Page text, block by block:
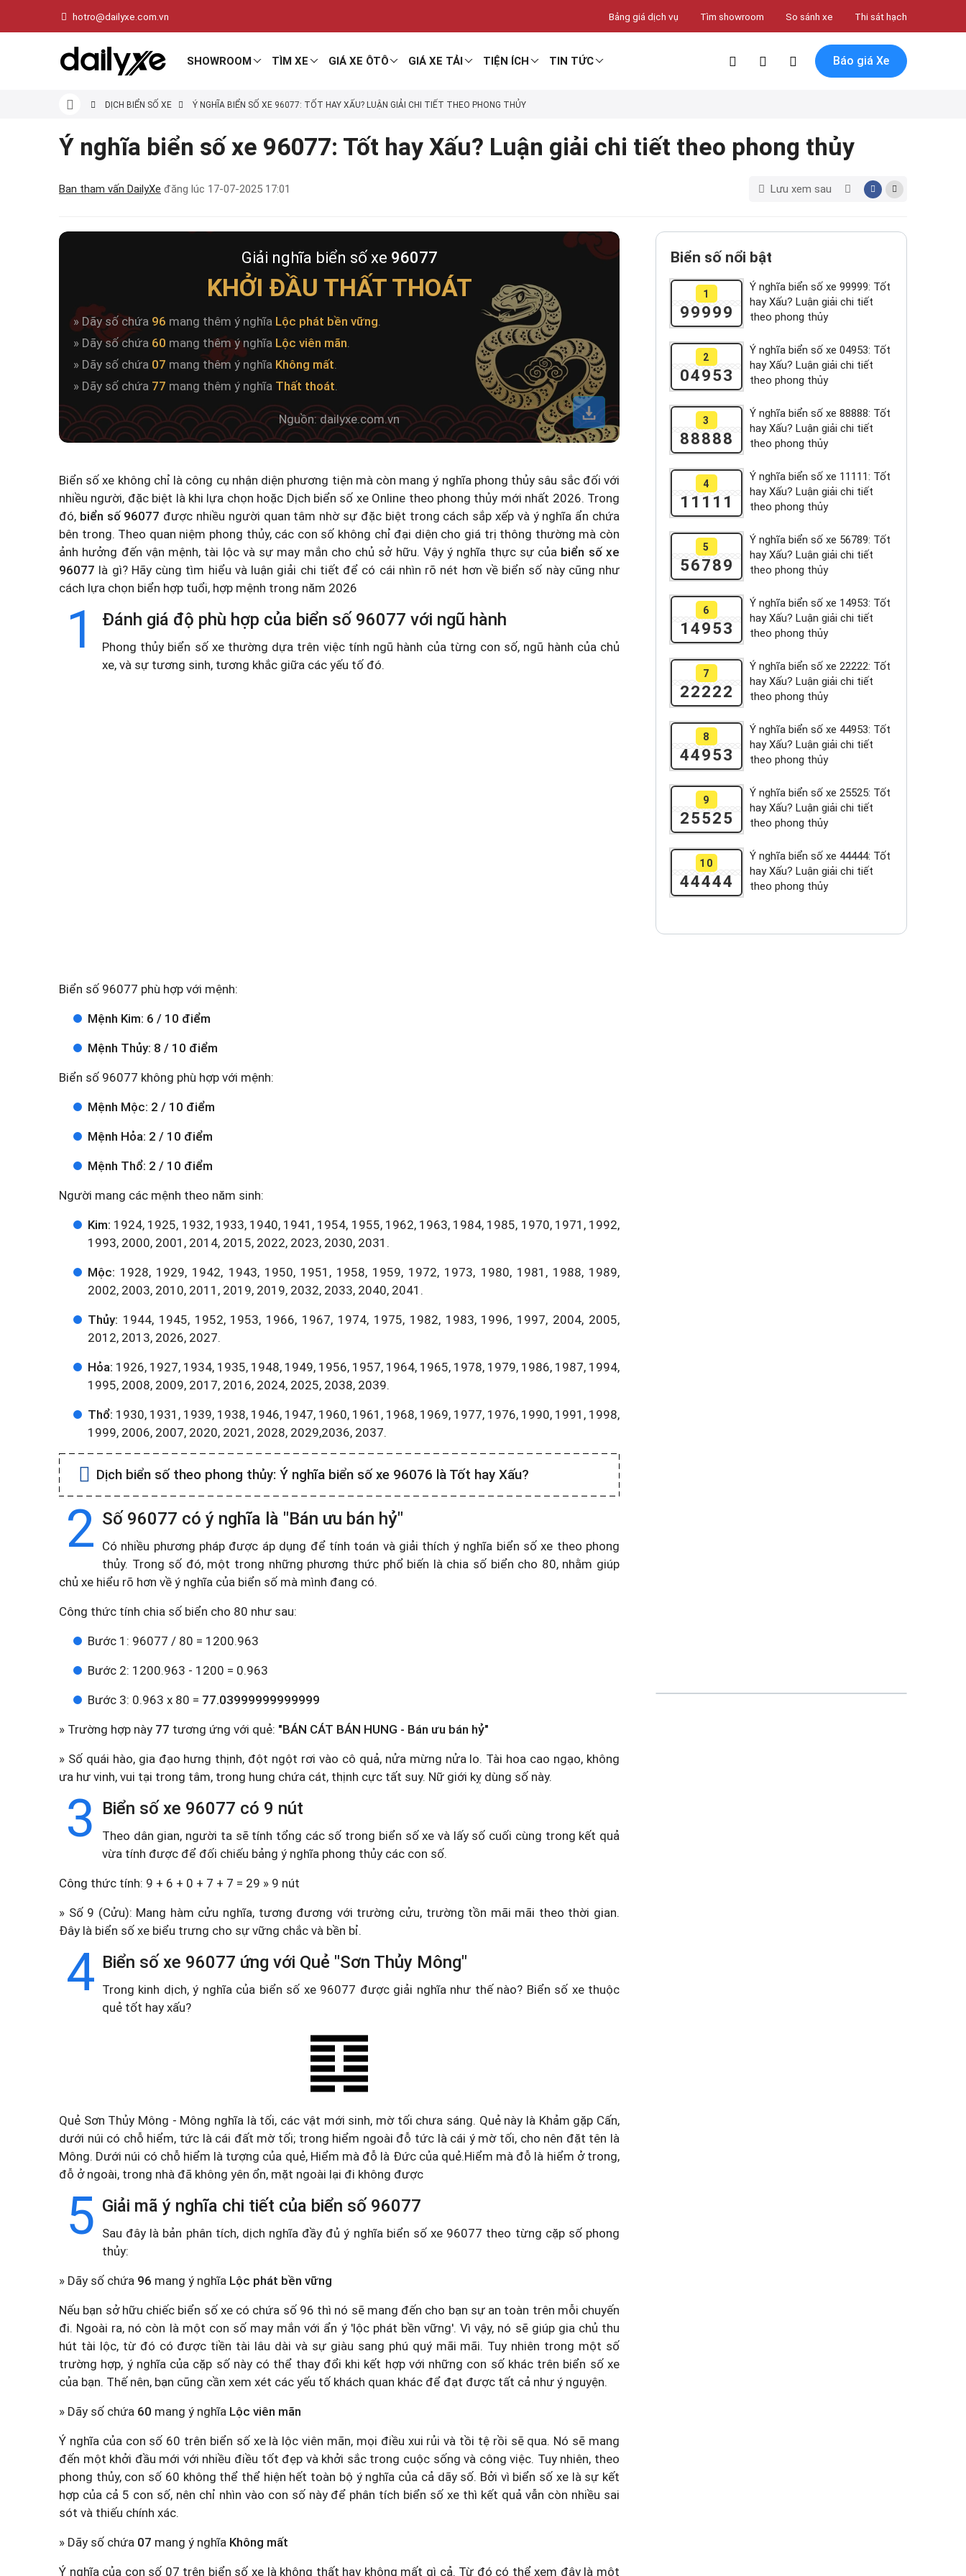
hotro@dailyxe.com.vn Bảng giá dịch vụ Tìm showroom So sánh xe Thi sát hạch
SHOWROOM TÌM XE GIÁ XE ÔTÔ GIÁ XE TẢI TIỆN ÍCH TIN TỨC Báo giá Xe
DỊCH BIỂN SỐ XE Ý NGHĨA BIỂN SỐ XE 96077: TỐT HAY XẤU? LUẬN GIẢI CHI TIẾT THEO PHONG THỦY
Ý nghĩa biển số xe 96077: Tốt hay Xấu? Luận giải chi tiết theo phong thủy
Ban tham vấn DailyXe đăng lúc 17-07-2025 17:01 Lưu xem sau
Giải nghĩa biển số xe 96077
KHỞI ĐẦU THẤT THOÁT
» Dãy số chứa 96 mang thêm ý nghĩa Lộc phát bền vững.
» Dãy số chứa 60 mang thêm ý nghĩa Lộc viên mãn.
» Dãy số chứa 07 mang thêm ý nghĩa Không mất.
» Dãy số chứa 77 mang thêm ý nghĩa Thất thoát.
Nguồn: dailyxe.com.vn
Biển số xe không chỉ là công cụ nhận diện phương tiện mà còn mang ý nghĩa phong thủy sâu sắc đối với
nhiều người, đặc biệt là khi lựa chọn hoặc Dịch biển số xe Online theo phong thủy mới nhất 2026. Trong
đó, biển số 96077 được nhiều người quan tâm nhờ sự đặc biệt trong cách sắp xếp và ý nghĩa ẩn chứa
bên trong. Theo quan niệm phong thủy, các con số không chỉ đại diện cho giá trị thông thường mà còn
ảnh hưởng đến vận mệnh, tài lộc và sự may mắn cho chủ sở hữu. Vậy ý nghĩa thực sự của biển số xe
96077 là gì? Hãy cùng tìm hiểu và luận giải chi tiết để có cái nhìn rõ nét hơn về biển số này cũng như
cách lựa chọn biển hợp tuổi, hợp mệnh trong năm 2026
1 Đánh giá độ phù hợp của biển số 96077 với ngũ hành
Phong thủy biển số xe thường dựa trên việc tính ngũ hành của từng con số, ngũ hành của chủ
xe, và sự tương sinh, tương khắc giữa các yếu tố đó.
Biển số 96077 phù hợp với mệnh:
Mệnh Kim: 6 / 10 điểm
Mệnh Thủy: 8 / 10 điểm
Biển số 96077 không phù hợp với mệnh:
Mệnh Mộc: 2 / 10 điểm
Mệnh Hỏa: 2 / 10 điểm
Mệnh Thổ: 2 / 10 điểm
Người mang các mệnh theo năm sinh:
Kim: 1924, 1925, 1932, 1933, 1940, 1941, 1954, 1955, 1962, 1963, 1984, 1985, 1970, 1971, 1992,
1993, 2000, 2001, 2014, 2015, 2022, 2023, 2030, 2031.
Mộc: 1928, 1929, 1942, 1943, 1950, 1951, 1958, 1959, 1972, 1973, 1980, 1981, 1988, 1989,
2002, 2003, 2010, 2011, 2019, 2019, 2032, 2033, 2040, 2041.
Thủy: 1944, 1945, 1952, 1953, 1966, 1967, 1974, 1975, 1982, 1983, 1996, 1997, 2004, 2005,
2012, 2013, 2026, 2027.
Hỏa: 1926, 1927, 1934, 1935, 1948, 1949, 1956, 1957, 1964, 1965, 1978, 1979, 1986, 1987, 1994,
1995, 2008, 2009, 2017, 2016, 2024, 2025, 2038, 2039.
Thổ: 1930, 1931, 1939, 1938, 1946, 1947, 1960, 1961, 1968, 1969, 1977, 1976, 1990, 1991, 1998,
1999, 2006, 2007, 2020, 2021, 2028, 2029,2036, 2037.
Dịch biển số theo phong thủy: Ý nghĩa biển số xe 96076 là Tốt hay Xấu?
2 Số 96077 có ý nghĩa là "Bán ưu bán hỷ"
Có nhiều phương pháp được áp dụng để tính toán và giải thích ý nghĩa biển số xe theo phong
thủy. Trong số đó, một trong những phương thức phổ biến là chia số biển cho 80, nhằm giúp
chủ xe hiểu rõ hơn về ý nghĩa của biển số mà mình đang có.
Công thức tính chia số biển cho 80 như sau:
Bước 1: 96077 / 80 = 1200.963
Bước 2: 1200.963 - 1200 = 0.963
Bước 3: 0.963 x 80 = 77.03999999999999
» Trường hợp này 77 tương ứng với quẻ: "BÁN CÁT BÁN HUNG - Bán ưu bán hỷ"
» Số quái hào, gia đạo hưng thịnh, đột ngột rơi vào cô quả, nửa mừng nửa lo. Tài hoa cao ngạo, không
ưa hư vinh, vui tại trong tâm, trong hung chứa cát, thịnh cực tất suy. Nữ giới kỵ dùng số này.
3 Biển số xe 96077 có 9 nút
Theo dân gian, người ta sẽ tính tổng các số trong biển số xe và lấy số cuối cùng trong kết quả
vừa tính được để đối chiếu bảng ý nghĩa phong thủy các con số.
Công thức tính: 9 + 6 + 0 + 7 + 7 = 29 » 9 nút
» Số 9 (Cửu): Mang hàm cửu nghĩa, tương đương với trường cửu, trường tồn mãi mãi theo thời gian.
Đây là biển số xe biểu trưng cho sự vững chắc và bền bỉ.
4 Biển số xe 96077 ứng với Quẻ "Sơn Thủy Mông"
Trong kinh dịch, ý nghĩa của biển số xe 96077 được giải nghĩa như thế nào? Biển số xe thuộc
quẻ tốt hay xấu?
Quẻ Sơn Thủy Mông - Mông nghĩa là tối, các vật mới sinh, mờ tối chưa sáng. Quẻ này là Khảm gặp Cấn,
dưới núi có chỗ hiểm, tức là cái đất mờ tối; trong hiểm ngoài đỗ tức là cái ý mờ tối, cho nên đặt tên là
Mông. Dưới núi có chỗ hiểm là tượng của quẻ, Hiểm mà đỗ là Đức của quẻ.Hiểm mà đỗ là hiểm ở trong,
đỗ ở ngoài, trong nhà đã không yên ổn, mặt ngoài lại đi không được
5 Giải mã ý nghĩa chi tiết của biển số 96077
Sau đây là bản phân tích, dịch nghĩa đầy đủ ý nghĩa biển số xe 96077 theo từng cặp số phong
thủy:
» Dãy số chứa 96 mang ý nghĩa Lộc phát bền vững
Nếu bạn sở hữu chiếc biển số xe có chứa số 96 thì nó sẽ mang đến cho bạn sự an toàn trên mỗi chuyến
đi. Ngoài ra, nó còn là một con số may mắn với ẩn ý 'lộc phát bền vững'. Vì vậy, nó sẽ giúp gia chủ thu
hút tài lộc, từ đó có được tiền tài lâu dài và sự giàu sang phú quý mãi mãi. Tuy nhiên trong một số
trường hợp, ý nghĩa của cặp số này có thể thay đổi khi kết hợp với những con số khác trên biển số xe
của bạn. Thế nên, bạn cũng cần xem xét các yếu tố khách quan khác để đạt được tất cả như ý nguyện.
» Dãy số chứa 60 mang ý nghĩa Lộc viên mãn
Ý nghĩa của con số 60 trên biển số xe là lộc viên mãn, mọi điều xui rủi và tồi tệ rồi sẽ qua. Nó sẽ mang
đến một khởi đầu mới với nhiều điều tốt đẹp và khởi sắc trong cuộc sống và công việc. Tuy nhiên, theo
phong thủy, con số 60 không thể thể hiện hết toàn bộ ý nghĩa của cả dãy số. Bởi vì biển số xe là sự kết
hợp của cả 5 con số, nên chỉ nhìn vào con số này để phân tích biển số xe thì kết quả vẫn còn nhiều sai
sót và thiếu chính xác.
» Dãy số chứa 07 mang ý nghĩa Không mất
Ý nghĩa của con số 07 trên biển số xe là không thất hay không mất gì cả. Từ đó có thể xem đây là một
Biển số nổi bật
1
99999
Ý nghĩa biển số xe 99999: Tốt
hay Xấu? Luận giải chi tiết
theo phong thủy
2
04953
Ý nghĩa biển số xe 04953: Tốt
hay Xấu? Luận giải chi tiết
theo phong thủy
3
88888
Ý nghĩa biển số xe 88888: Tốt
hay Xấu? Luận giải chi tiết
theo phong thủy
4
11111
Ý nghĩa biển số xe 11111: Tốt
hay Xấu? Luận giải chi tiết
theo phong thủy
5
56789
Ý nghĩa biển số xe 56789: Tốt
hay Xấu? Luận giải chi tiết
theo phong thủy
6
14953
Ý nghĩa biển số xe 14953: Tốt
hay Xấu? Luận giải chi tiết
theo phong thủy
7
22222
Ý nghĩa biển số xe 22222: Tốt
hay Xấu? Luận giải chi tiết
theo phong thủy
8
44953
Ý nghĩa biển số xe 44953: Tốt
hay Xấu? Luận giải chi tiết
theo phong thủy
9
25525
Ý nghĩa biển số xe 25525: Tốt
hay Xấu? Luận giải chi tiết
theo phong thủy
10
44444
Ý nghĩa biển số xe 44444: Tốt
hay Xấu? Luận giải chi tiết
theo phong thủy